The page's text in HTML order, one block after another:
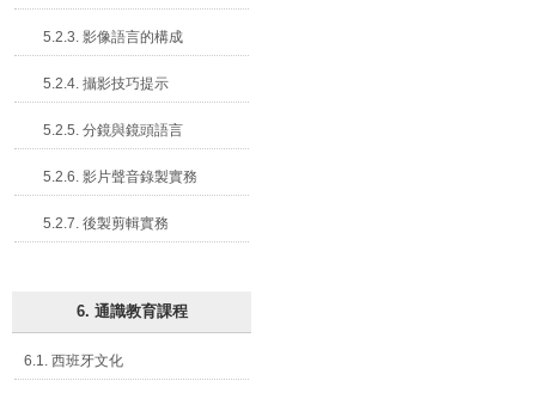
5.2.3. 影像語言的構成
5.2.4. 攝影技巧提示
5.2.5. 分鏡與鏡頭語言
5.2.6. 影片聲音錄製實務
5.2.7. 後製剪輯實務
6. 通識教育課程
6.1. 西班牙文化